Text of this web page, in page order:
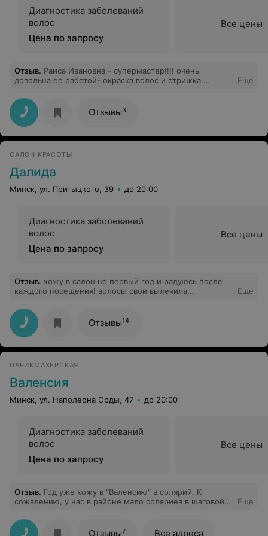
Диагностика заболеваний
волос
Цена по запросу
Все цены
Отзыв. Раиса Ивановна - супермастер!!!! очень
довольна ее работой- окраска волос и стрижка.
Еще
Отзывы3
САЛОН КРАСОТЫ
Далида
Минск, ул. Притыцкого, 39 до 20:00
Диагностика заболеваний
волос
Цена по запросу
Все цены
Отзыв. хожу в салон не первый год и радуюсь после
каждого посещения! волосы свои вылечила
мало когда получается ,бывала у разных мастеров и
все профи своего дела! и что приятно радует всегда
все с улыбкой на лице! при входе администраторы а в
зале все:) рекомендую салон! всегда кофе и конфетка
:)))
Еще
Отзывы14
ПАРИКМАХЕРСКАЯ
Валенсия
Минск, ул. Наполеона Орды, 47 до 20:00
Диагностика заболеваний
волос
Цена по запросу
Все цены
Отзыв. Год уже хожу в "Валенсию" в солярий. К
сожалению, у нас в районе мало соляриев в шаговой
Светозащитные шапочки не меняют месяцами, иногда
они валяются на полу. Очки с растянутыми резинками.
Еще
Отзывы7 Все адреса